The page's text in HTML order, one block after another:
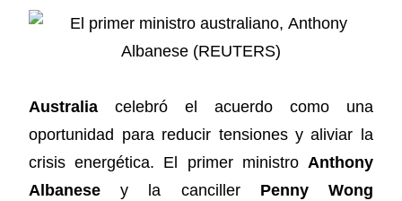
Australia celebró el acuerdo como una
oportunidad para reducir tensiones y aliviar la
crisis energética. El primer ministro Anthony
Albanese y la canciller Penny Wong